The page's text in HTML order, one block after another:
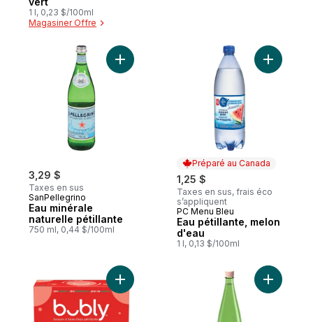
1 l, 0,23 $/100ml
Magasiner Offre
3,29 $
Taxes en sus
SanPellegrino
Eau minérale
naturelle pétillante
750 ml, 0,44 $/100ml
Ajouter Eau minérale naturelle pétillante
Préparé au Canada
1,25 $
Taxes en sus, frais éco
s’appliquent
Préparé au Canada
PC Menu Bleu
Eau pétillante, melon
d'eau
1 l, 0,13 $/100ml
Ajouter
Ajouter Fraise Eau gazeuse au panier
Ajouter